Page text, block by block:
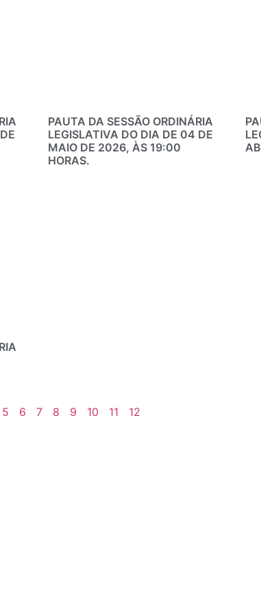
PAUTA DA SESSÃO ORDINÁRIA
LEGISLATIVA DO DIA DE 04 DE
MAIO DE 2026, ÀS 19:00
HORAS.
5 6 7 8 9 10 11 12